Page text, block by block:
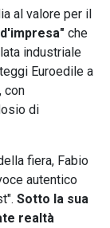
al valore per il
che
industriale
Euroedile a
con
di
fiera, Fabio
autentico
Sotto la sua
realtà